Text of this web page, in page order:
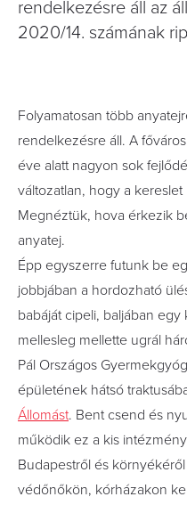
rendelkezésre áll az
2020/14. számának
Folyamatosan több
rendelkezésre áll. A
éve alatt nagyon sok
változatlan, hogy a
Megnéztük, hova érkezik
anyatej.
Épp egyszerre futunk be
jobbjában a hordozható
babáját cipeli, baljában
mellesleg mellette ugrál
Pál Országos
épületének hátsó
Állomást. Bent csend és
működik ez a kis
Budapestről és
védőnőkön, kórházakon